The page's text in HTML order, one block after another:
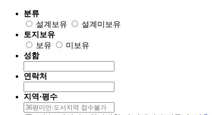
분류
설계보유
설계미보유
토지보유
보유
미보유
성함
연락처
지역·평수